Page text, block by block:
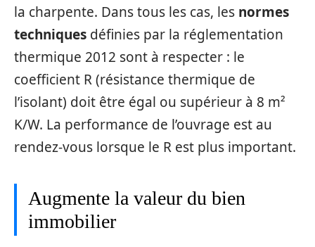
la charpente. Dans tous les cas, les normes
techniques définies par la réglementation
thermique 2012 sont à respecter : le
coefficient R (résistance thermique de
l’isolant) doit être égal ou supérieur à 8 m²
K/W. La performance de l’ouvrage est au
rendez-vous lorsque le R est plus important.
Augmente la valeur du bien
immobilier